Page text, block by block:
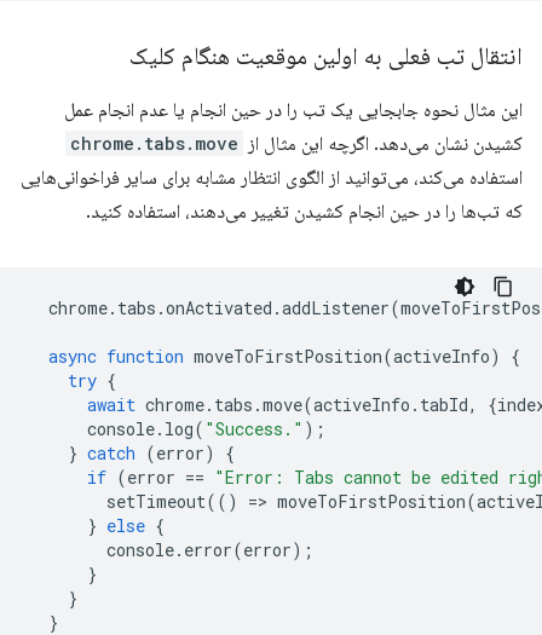
انتقال تب فعلی به اولین موقعیت هنگام کلیک
این مثال نحوه جابجایی یک تب را در حین انجام یا عدم انجام عمل
کشیدن نشان می‌دهد. اگرچه این مثال از chrome.tabs.move
استفاده می‌کند، می‌توانید از الگوی انتظار مشابه برای سایر فراخوانی‌هایی
که تب‌ها را در حین انجام کشیدن تغییر می‌دهند، استفاده کنید.
chrome. tabs .onActivated .addListener(
async function moveToFirstPosition(activeInfo)
{
try {
await chrome. tabs .move(activeInfo . tabId, {
console. log( "Success." );
} catch (error)
{
if (error == "Error: Tabs cannot be edited
setTimeout(() => moveToFirstPosition(
} else {
console. error(error);
}
}
}